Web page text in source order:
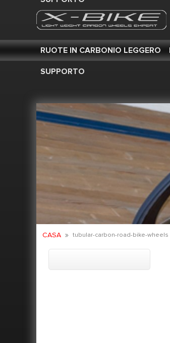
RUOTE IN CARBONIO LEGGERO
SUPPORTO
CASA tubular-carbon-road-bike-wheels